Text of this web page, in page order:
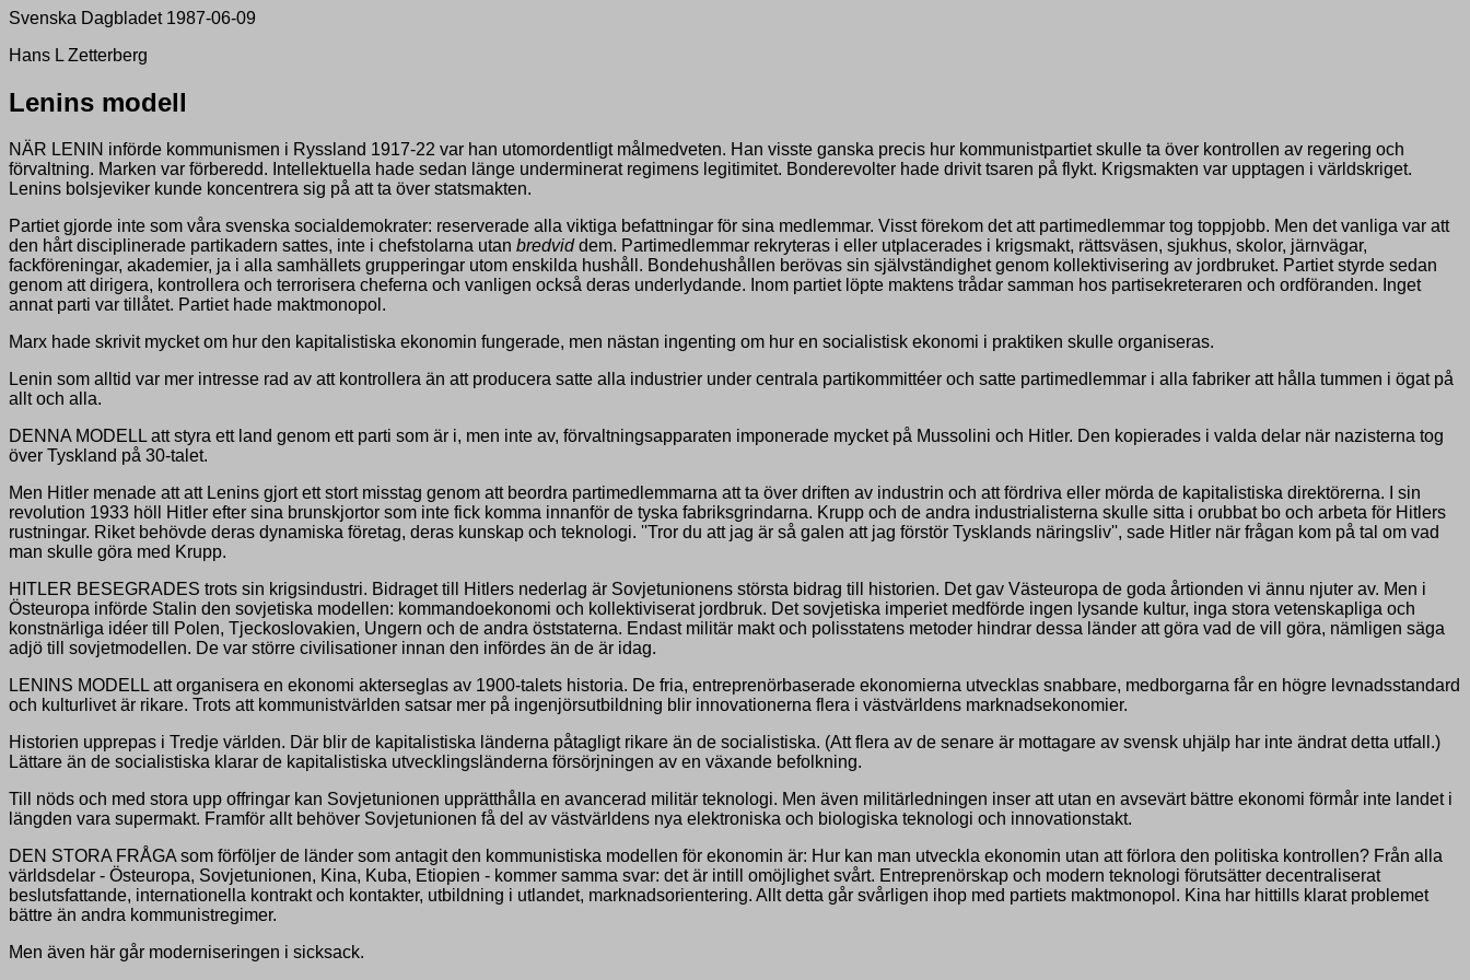
Svenska Dagbladet 1987-06-09
Hans L Zetterberg
Lenins modell
NÄR LENIN införde kommunismen i Ryssland 1917-22 var han utomordentligt målmedveten. Han visste ganska precis hur kommunistpartiet skulle ta över kontrollen av regering och
förvaltning. Marken var förberedd. Intellektuella hade sedan länge underminerat regimens legitimitet. Bonderevolter hade drivit tsaren på flykt. Krigsmakten var upptagen i världskriget.
Lenins bolsjeviker kunde koncentrera sig på att ta över statsmakten.
Partiet gjorde inte som våra svenska socialdemokrater: reserverade alla viktiga befattningar för sina medlemmar. Visst förekom det att partimedlemmar tog toppjobb. Men det vanliga var att
den hårt disciplinerade partikadern sattes, inte i chefstolarna utan bredviddem. Partimedlemmar rekryteras i eller utplacerades i krigsmakt, rättsväsen, sjukhus, skolor, järnvägar,
fackföreningar, akademier, ja i alla samhällets grupperingar utom enskilda hushåll. Bondehushållen berövas sin självständighet genom kollektivisering av jordbruket. Partiet styrde sedan
genom att dirigera, kontrollera och terrorisera cheferna och vanligen också deras underlydande. Inom partiet löpte maktens trådar samman hos partisekreteraren och ordföranden. Inget
annat parti var tillåtet. Partiet hade maktmonopol.
Marx hade skrivit mycket om hur den kapitalistiska ekonomin fungerade, men nästan ingenting om hur en socialistisk ekonomi i praktiken skulle organiseras.
Lenin som alltid var mer intresse rad av att kontrollera än att producera satte alla industrier under centrala partikommittéer och satte partimedlemmar i alla fabriker att hålla tummen i ögat på
allt och alla.
DENNA MODELL att styra ett land genom ett parti som är i, men inte av, förvaltningsapparaten imponerade mycket på Mussolini och Hitler. Den kopierades i valda delar när nazisterna tog
över Tyskland på 30-talet.
Men Hitler menade att att Lenins gjort ett stort misstag genom att beordra partimedlemmarna att ta över driften av industrin och att fördriva eller mörda de kapitalistiska direktörerna. I sin
revolution 1933 höll Hitler efter sina brunskjortor som inte fick komma innanför de tyska fabriksgrindarna. Krupp och de andra industrialisterna skulle sitta i orubbat bo och arbeta för Hitlers
rustningar. Riket behövde deras dynamiska företag, deras kunskap och teknologi. ''Tror du att jag är så galen att jag förstör Tysklands näringsliv'', sade Hitler när frågan kom på tal om vad
man skulle göra med Krupp.
HITLER BESEGRADES trots sin krigsindustri. Bidraget till Hitlers nederlag är Sovjetunionens största bidrag till historien. Det gav Västeuropa de goda årtionden vi ännu njuter av. Men i
Östeuropa införde Stalin den sovjetiska modellen: kommandoekonomi och kollektiviserat jordbruk. Det sovjetiska imperiet medförde ingen lysande kultur, inga stora vetenskapliga och
konstnärliga idéer till Polen, Tjeckoslovakien, Ungern och de andra öststaterna. Endast militär makt och polisstatens metoder hindrar dessa länder att göra vad de vill göra, nämligen säga
adjö till sovjetmodellen. De var större civilisationer innan den infördes än de är idag.
LENINS MODELL att organisera en ekonomi akterseglas av 1900-talets historia. De fria, entreprenörbaserade ekonomierna utvecklas snabbare, medborgarna får en högre levnadsstandard
och kulturlivet är rikare. Trots att kommunistvärlden satsar mer på ingenjörsutbildning blir innovationerna flera i västvärldens marknadsekonomier.
Historien upprepas i Tredje världen. Där blir de kapitalistiska länderna påtagligt rikare än de socialistiska. (Att flera av de senare är mottagare av svensk uhjälp har inte ändrat detta utfall.)
Lättare än de socialistiska klarar de kapitalistiska utvecklingsländerna försörjningen av en växande befolkning.
Till nöds och med stora upp offringar kan Sovjetunionen upprätthålla en avancerad militär teknologi. Men även militärledningen inser att utan en avsevärt bättre ekonomi förmår inte landet i
längden vara supermakt. Framför allt behöver Sovjetunionen få del av västvärldens nya elektroniska och biologiska teknologi och innovationstakt.
DEN STORA FRÅGA som förföljer de länder som antagit den kommunistiska modellen för ekonomin är: Hur kan man utveckla ekonomin utan att förlora den politiska kontrollen? Från alla
världsdelar - Östeuropa, Sovjetunionen, Kina, Kuba, Etiopien - kommer samma svar: det är intill omöjlighet svårt. Entreprenörskap och modern teknologi förutsätter decentraliserat
beslutsfattande, internationella kontrakt och kontakter, utbildning i utlandet, marknadsorientering. Allt detta går svårligen ihop med partiets maktmonopol. Kina har hittills klarat problemet
bättre än andra kommunistregimer.
Men även här går moderniseringen i sicksack.